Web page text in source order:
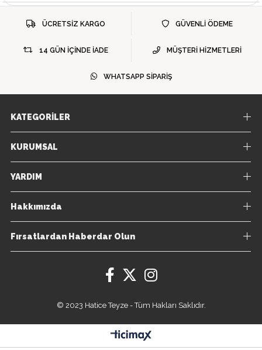
ÜCRETSİZ KARGO GÜVENLİ ÖDEME
14 GÜN İÇİNDE İADE MÜŞTERİ HİZMETLERİ
WHATSAPP SİPARİŞ
KATEGORİLER
KURUMSAL
YARDIM
Hakkımızda
Fırsatlardan Haberdar Olun
© 2023 Hatice Teyze - Tüm Hakları Saklıdır.